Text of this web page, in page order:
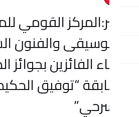
القومي للمسرح
والفنون الشعبية
بجوائز الدورة
“توفيق الحكيم